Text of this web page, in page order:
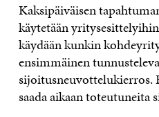
Kaksipäiväisen
käytetään
käydään kunkin
ensimmäinen tunnusteleva
sijoitusneuvottelukierros.
saada aikaan toteutuneita